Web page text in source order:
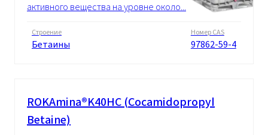
активного вещества на уровне около...
Строение
Бетаины
Номер CAS
97862-59-4
ROKAmina®K40HC (Cocamidopropyl
Betaine)